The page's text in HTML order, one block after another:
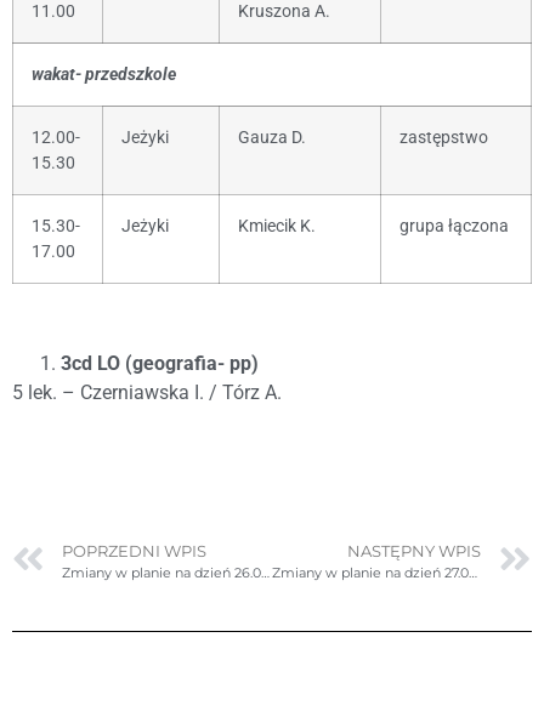
11.00
Kruszona A.
wakat- przedszkole
12.00-
15.30
Jeżyki Gauza D. zastępstwo
15.30-
17.00
Jeżyki Kmiecik K. grupa łączona
3cd LO (geografia- pp)
5 lek. – Czerniawska I. / Tórz A.
POPRZEDNI WPIS
Zmiany w planie na dzień 26.04.2023r. (środa)
NASTĘPNY WPIS
Zmiany w planie na dzień 27.04.2023r. (czwartek)- poprawione